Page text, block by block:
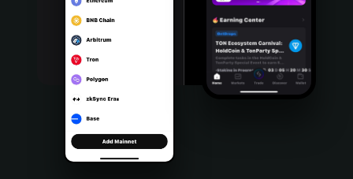
Português (Portugal)
Bahasa Indonesia
Português (Brasil)
Español (Argentina)